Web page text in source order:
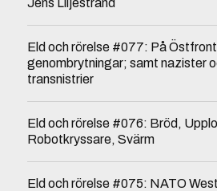
Jens Liljestrand
Eld och rörelse #077: På
genombrytningar; samt nazister
transnistrier
Eld och rörelse #076: Bröd,
Robotkryssare, Svärm
Eld och rörelse #075: NATO